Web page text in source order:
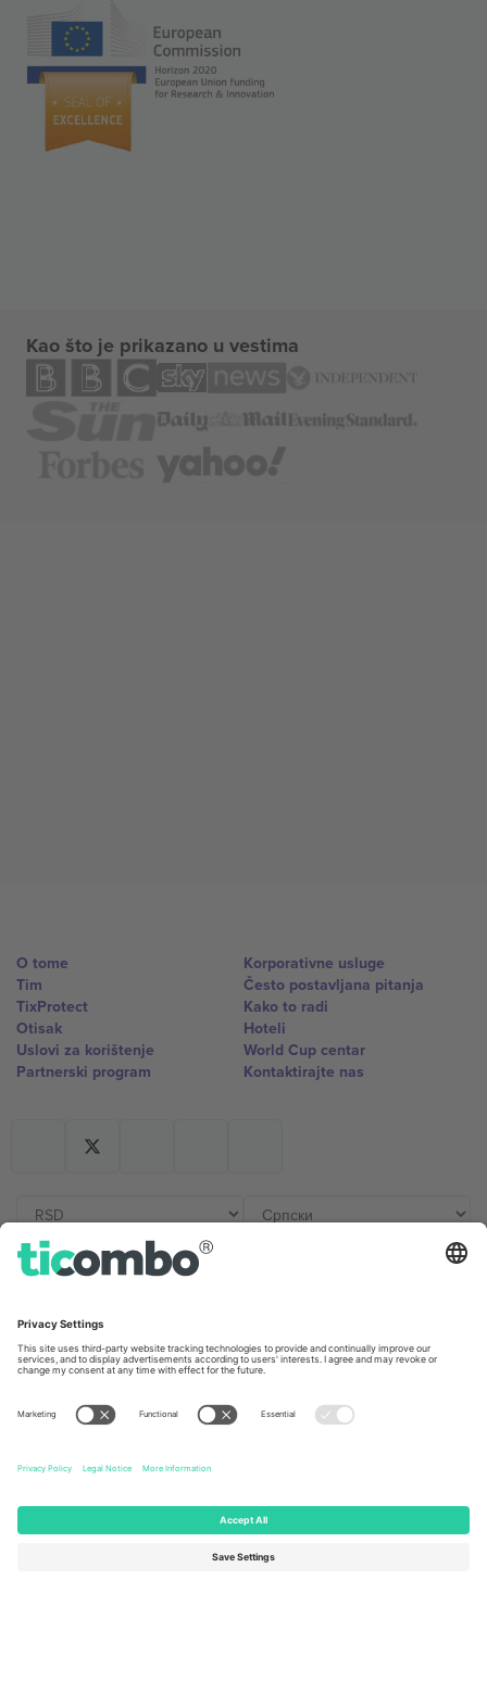
Kao što je prikazano u vestima
O tome
Tim
TixProtect
Otisak
Uslovi za korištenje
Partnerski program
Korporativne usluge
Često postavljana pitanja
Kako to radi
Hoteli
World Cup centar
Kontaktirajte nas
Germany
Unter den Linden 24, 10117
United Kingdom
167 City Road, London, Greater
Kingdom
United States
Newark, Delaware 19713, United
States
Engelberg, Switzerland